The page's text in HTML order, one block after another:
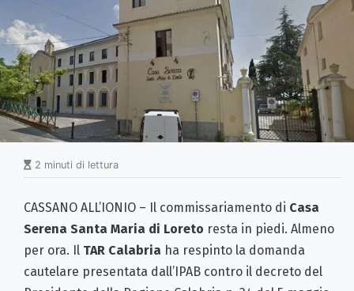
2 minuti di lettura
CASSANO ALL’IONIO – Il commissariamento di Casa
Serena Santa Maria di Loreto resta in piedi. Almeno
per ora. Il TAR Calabria ha respinto la domanda
cautelare presentata dall’IPAB contro il decreto del